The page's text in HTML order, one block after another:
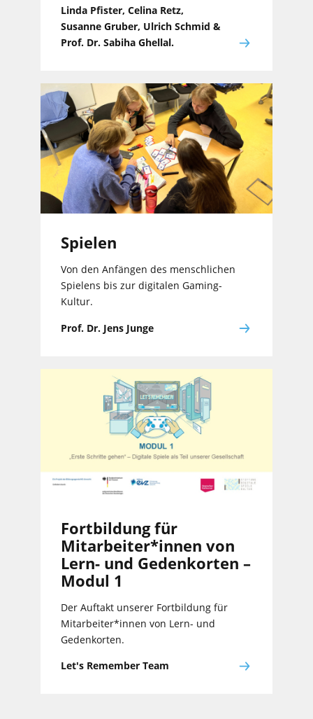
Linda Pfister, Celina Retz,
Susanne Gruber, Ulrich Schmid &
Prof. Dr. Sabiha Ghellal.
Spielen
Von den Anfängen des menschlichen
Spielens bis zur digitalen Gaming-
Kultur.
Prof. Dr. Jens Junge
Fortbildung für
Mitarbeiter*innen von
Lern- und Gedenkorten –
Modul 1
Der Auftakt unserer Fortbildung für
Mitarbeiter*innen von Lern- und
Gedenkorten.
Let's Remember Team